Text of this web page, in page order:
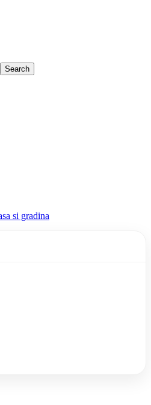
Search
si gradina